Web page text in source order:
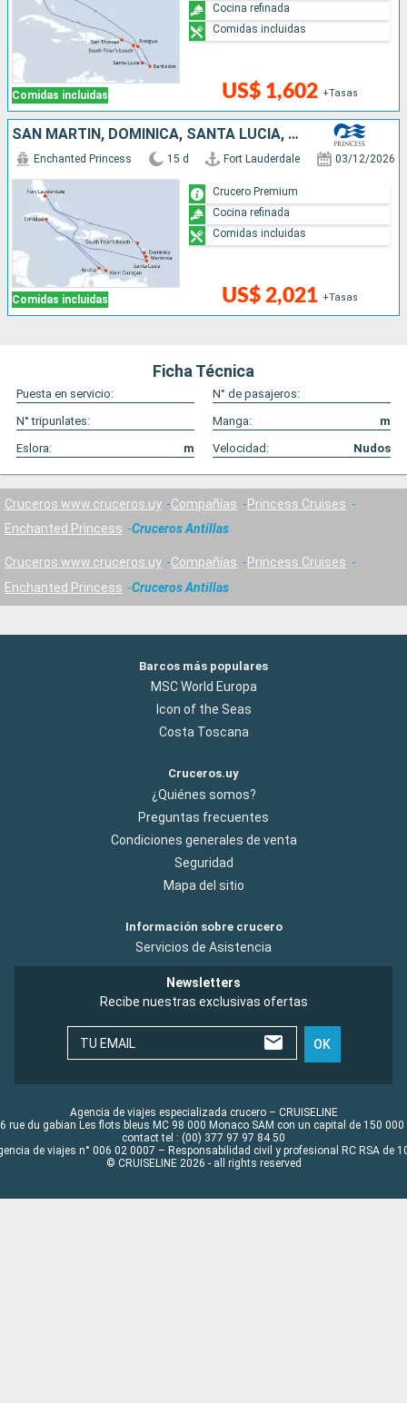
Comidas incluidas US$ 1,602 +Tasas
Cocina refinada
Comidas incluidas
SAN MARTÍN, DOMINICA, SANTA LUCIA, CUBA, ARUBA, ESTADOS UNIDOS
Comidas incluidas
Enchanted Princess 15 d Fort Lauderdale 03/12/2026
US$ 2,021 +Tasas
Crucero Premium
Cocina refinada
Comidas incluidas
Ficha Técnica
Puesta en servicio:
N° de pasajeros:
N° tripunlates:
Manga:
m
Eslora:
m Velocidad: Nudos
Cruceros www.cruceros.uy Compañías
Princess Cruises
Enchanted Princess
Cruceros Antillas
Cruceros www.cruceros.uy Compañías
Princess Cruises
Enchanted Princess
Cruceros Antillas
Barcos más populares
MSC World Europa
Icon of the Seas
Costa Toscana
Cruceros.uy
¿Quiénes somos?
Preguntas frecuentes
Condiciones generales de venta
Seguridad
Mapa del sitio
Información sobre crucero
Servicios de Asistencia
Newsletters
Recibe nuestras exclusivas ofertas
TU EMAIL OK
Agencia de viajes especializada crucero – CRUISELINE
rue du gabian Les flots bleus MC 98 000 Monaco SAM con un capital de 150 000
contact tel : (00) 377 97 97 84 50
de viajes n° 006 02 0007 – Responsabilidad civil y profesional RC RSA de
© CRUISELINE 2026 - all rights reserved